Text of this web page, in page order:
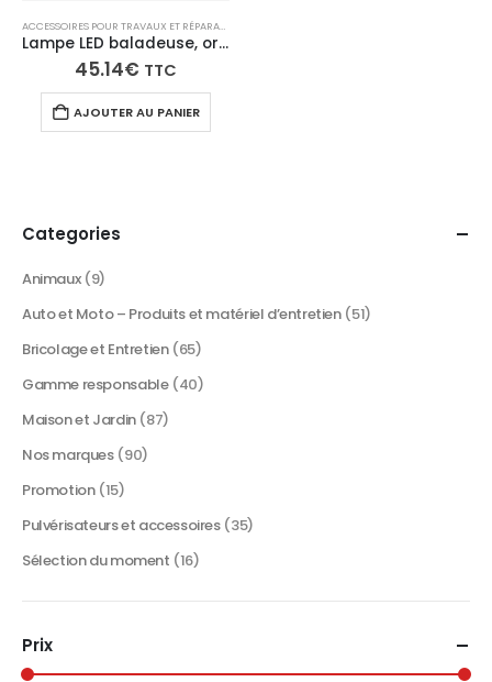
Lampe LED baladeuse, orientable 360°, rechargeable
45.14€ TTC
AJOUTER AU PANIER
Categories
Animaux (9)
Auto et Moto – Produits et matériel d’entretien (51)
Bricolage et Entretien (65)
Gamme responsable (40)
Maison et Jardin (87)
Nos marques (90)
Promotion (15)
Pulvérisateurs et accessoires (35)
Sélection du moment (16)
Prix